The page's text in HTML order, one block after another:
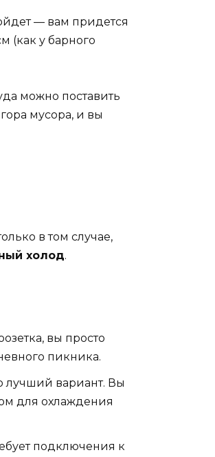
— вам придется
(как у барного
можно поставить
мусора, и вы
в том случае,
холод.
вы просто
пикника.
лучший вариант. Вы
для охлаждения
подключения к